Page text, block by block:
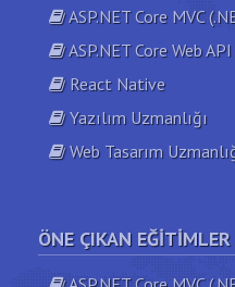
ASP.NET Core MVC
ASP.NET Core Web
React Native
Yazılım Uzmanlığı
Web Tasarım
ÖNE ÇIKAN EĞITIMLER